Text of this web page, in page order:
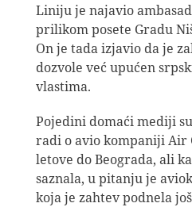
Liniju je najavio
prilikom posete Gradu
On je tada izjavio da je
dozvole već upućen
vlastima.
Pojedini domaći mediji
radi o avio kompaniji Air
letove do Beograda, ali
saznala, u pitanju je
koja je zahtev podnela